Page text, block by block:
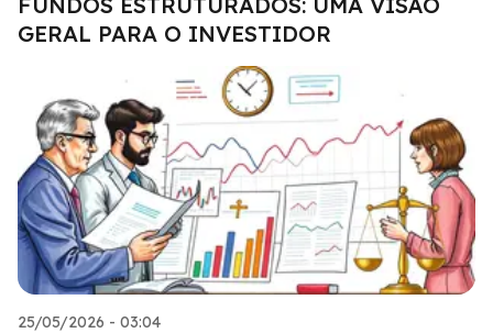
GERAL PARA O INVESTIDOR
25/05/2026 - 03:04